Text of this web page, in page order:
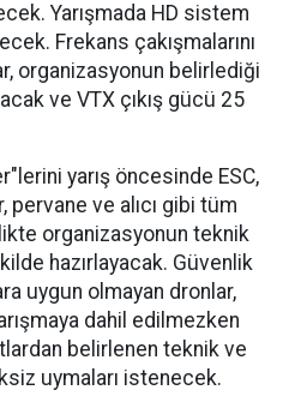
Yarışmada HD sistem
Frekans çakışmalarını
organizasyonun belirlediği
ve VTX çıkış gücü 25
yarış öncesinde ESC,
ve alıcı gibi tüm
organizasyonun teknik
hazırlayacak. Güvenlik
uygun olmayan dronlar,
dahil edilmezken
belirlenen teknik ve
uymaları istenecek.